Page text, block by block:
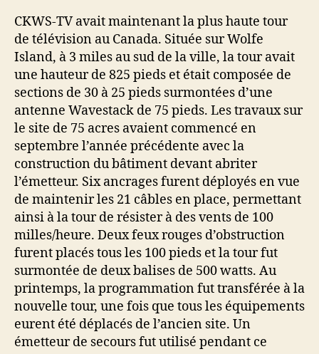
CKWS-TV avait maintenant la plus haute tour
de télévision au Canada. Située sur Wolfe
Island, à 3 miles au sud de la ville, la tour avait
une hauteur de 825 pieds et était composée de
sections de 30 à 25 pieds surmontées d’une
antenne Wavestack de 75 pieds. Les travaux sur
le site de 75 acres avaient commencé en
septembre l’année précédente avec la
construction du bâtiment devant abriter
l’émetteur. Six ancrages furent déployés en vue
de maintenir les 21 câbles en place, permettant
ainsi à la tour de résister à des vents de 100
milles/heure. Deux feux rouges d’obstruction
furent placés tous les 100 pieds et la tour fut
surmontée de deux balises de 500 watts. Au
printemps, la programmation fut transférée à la
nouvelle tour, une fois que tous les équipements
eurent été déplacés de l’ancien site. Un
émetteur de secours fut utilisé pendant ce